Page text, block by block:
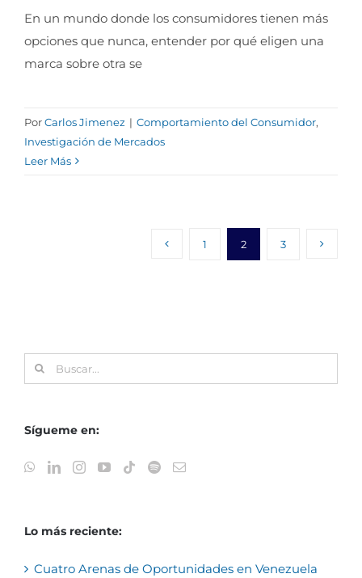
realmente las decisiones de compra?
En un mundo donde los consumidores tienen más
opciones que nunca, entender por qué eligen una
marca sobre otra se
PorCarlos Jimenez | Comportamiento del Consumidor,
Investigación de Mercados
Leer Más
1 2 3
Buscar:
Sígueme en:
Lo más reciente:
Cuatro Arenas de Oportunidades en Venezuela